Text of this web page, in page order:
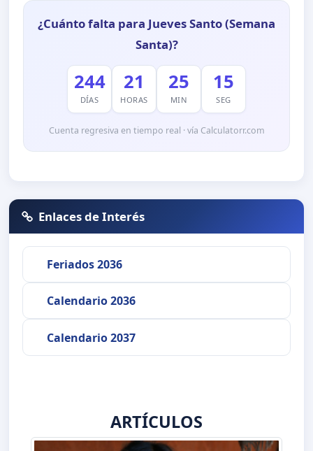
¿Cuánto falta para Jueves Santo (Semana
Santa)?
244
DÍAS
21
HORAS
25
MIN
15
SEG
Cuenta regresiva en tiempo real · vía Calculatorr.com
Enlaces de Interés
Feriados 2036
Calendario 2036
Calendario 2037
ARTÍCULOS